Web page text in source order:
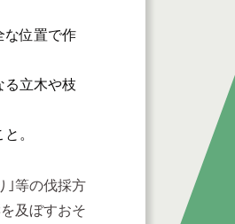
な位置で作
る立木や枝
。
｣等の伐採方
及ぼすおそ